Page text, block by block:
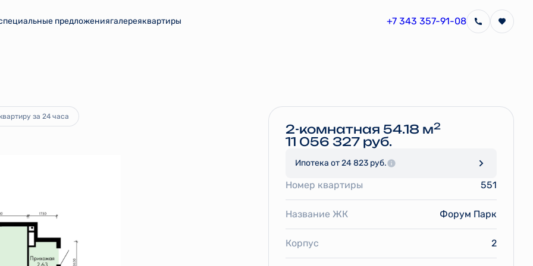
предложениягалереяквартиры +7 343 357-91-08
за 24 часа
2-комнатная 54.18 м2
11 056 327 руб.
Ипотека от 24 823 руб.
Номер квартиры 551
Название ЖК Форум Парк
Корпус 2